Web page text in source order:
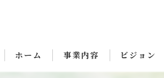
ホーム 事業内容 ビジョン